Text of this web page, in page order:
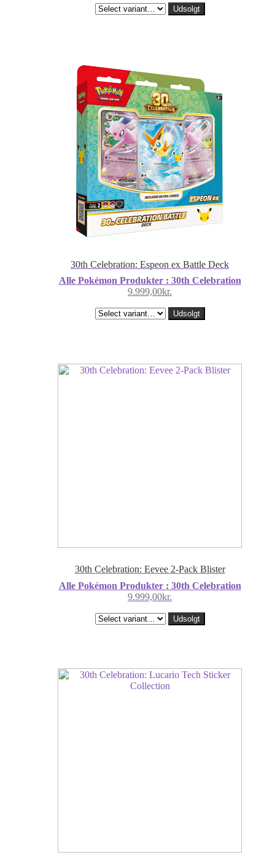
Udsolgt
30th Celebration: Espeon ex Battle Deck
Alle Pokémon Produkter : 30th Celebration
9.999,00kr.
Udsolgt
30th Celebration: Eevee 2-Pack Blister
Alle Pokémon Produkter : 30th Celebration
9.999,00kr.
Udsolgt